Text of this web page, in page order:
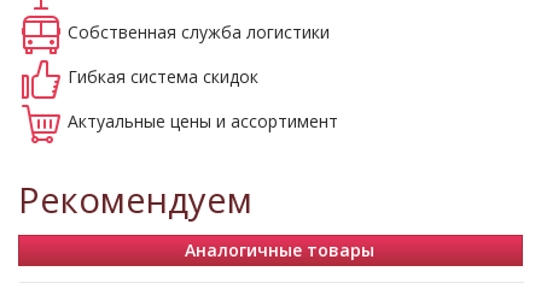
Собственная служба логистики
Гибкая система скидок
Актуальные цены и ассортимент
Рекомендуем
Аналогичные товары